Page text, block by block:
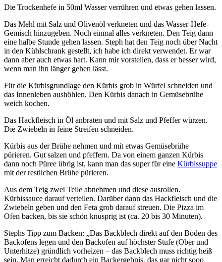
Die Trockenhefe in 50ml Wasser verrühren und etwas gehen lassen.
Das Mehl mit Salz und Olivenöl verkneten und das Wasser-Hefe-
Gemisch hinzugeben. Noch einmal alles verkneten. Den Teig dann
eine halbe Stunde gehen lassen. Steph hat den Teig noch über Nacht
in den Kühlschrank gestellt, ich habe ich direkt verwendet. Er war
dann aber auch etwas hart. Kann mir vorstellen, dass er besser wird,
wenn man ihn länger gehen lässt.
Für die Kürbisgrundlage den Kürbis grob in Würfel schneiden und
das Innenleben aushöhlen. Den Kürbis danach in Gemüsebrühe
weich kochen.
Das Hackfleisch in Öl anbraten und mit Salz und Pfeffer würzen.
Die Zwiebeln in feine Streifen schneiden.
Kürbis aus der Brühe nehmen und mit etwas Gemüsebrühe
pürieren. Gut salzen und pfeffern. Da von einem ganzen Kürbis
dann noch Püree übrig ist, kann man das super für eine Kürbissuppe
mit der restlichen Brühe pürieren.
Aus dem Teig zwei Teile abnehmen und diese ausrollen.
Kürbissauce darauf verteilen. Darüber dann das Hackfleisch und die
Zwiebeln geben und den Feta grob darauf streuen. Die Pizza im
Ofen backen, bis sie schön knusprig ist (ca. 20 bis 30 Minuten).
Stephs Tipp zum Backen: „Das Backblech direkt auf den Boden des
Backofens legen und den Backofen auf höchster Stufe (Ober und
Unterhitze) gründlich vorheizen – das Backblech muss richtig heiß
sein. Man erreicht dadurch ein Backergebnis, das gar nicht sooo